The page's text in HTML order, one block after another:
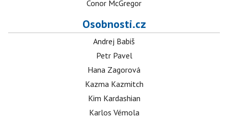
Conor McGregor
Osobnosti.cz
Andrej Babiš
Petr Pavel
Hana Zagorová
Kazma Kazmitch
Kim Kardashian
Karlos Vémola